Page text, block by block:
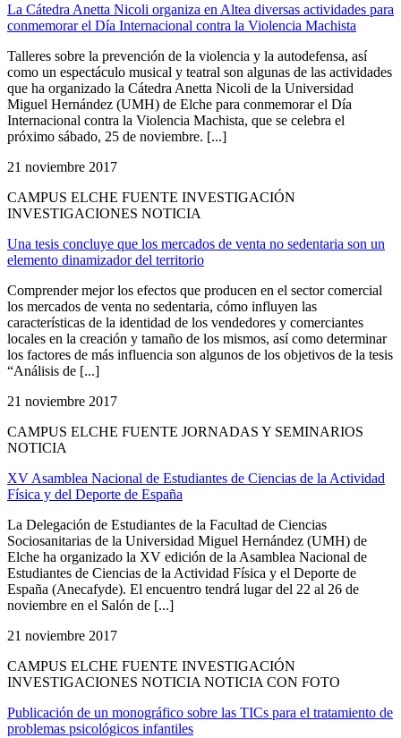
La Cátedra Anetta Nicoli organiza en Altea diversas actividades para
conmemorar el Día Internacional contra la Violencia Machista
Talleres sobre la prevención de la violencia y la autodefensa, así
como un espectáculo musical y teatral son algunas de las actividades
que ha organizado la Cátedra Anetta Nicoli de la Universidad
Miguel Hernández (UMH) de Elche para conmemorar el Día
Internacional contra la Violencia Machista, que se celebra el
próximo sábado, 25 de noviembre. [...]
21 noviembre 2017
CAMPUS ELCHE FUENTE INVESTIGACIÓN
INVESTIGACIONES NOTICIA
Una tesis concluye que los mercados de venta no sedentaria son un
elemento dinamizador del territorio
Comprender mejor los efectos que producen en el sector comercial
los mercados de venta no sedentaria, cómo influyen las
características de la identidad de los vendedores y comerciantes
locales en la creación y tamaño de los mismos, así como determinar
los factores de más influencia son algunos de los objetivos de la tesis
“Análisis de [...]
21 noviembre 2017
CAMPUS ELCHE FUENTE JORNADAS Y SEMINARIOS
NOTICIA
XV Asamblea Nacional de Estudiantes de Ciencias de la Actividad
Física y del Deporte de España
La Delegación de Estudiantes de la Facultad de Ciencias
Sociosanitarias de la Universidad Miguel Hernández (UMH) de
Elche ha organizado la XV edición de la Asamblea Nacional de
Estudiantes de Ciencias de la Actividad Física y el Deporte de
España (Anecafyde). El encuentro tendrá lugar del 22 al 26 de
noviembre en el Salón de [...]
21 noviembre 2017
CAMPUS ELCHE FUENTE INVESTIGACIÓN
INVESTIGACIONES NOTICIA NOTICIA CON FOTO
Publicación de un monográfico sobre las TICs para el tratamiento de
problemas psicológicos infantiles